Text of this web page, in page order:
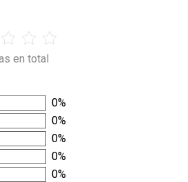
en total
0%
0%
0%
0%
0%